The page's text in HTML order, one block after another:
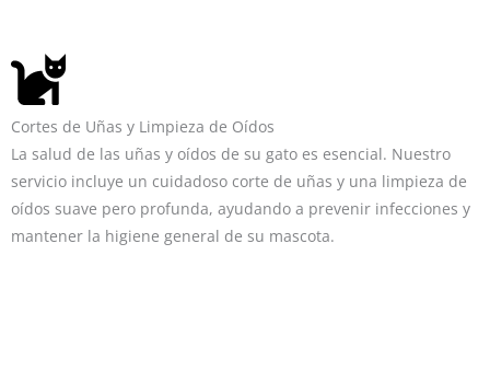
Cortes de Uñas y Limpieza de Oídos
La salud de las uñas y oídos de su gato es esencial. Nuestro
servicio incluye un cuidadoso corte de uñas y una limpieza de
oídos suave pero profunda, ayudando a prevenir infecciones y
mantener la higiene general de su mascota.